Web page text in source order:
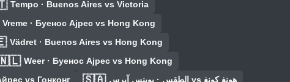
Tempo · Buenos Aires vs Victoria
Vreme · Буенос Ајрес vs Hong Kong
Vädret · Buenos Aires vs Hong Kong
Weer · Буенос Ајрес vs Hong Kong
vs Гонконг الطقس · بوينس آيرس vs هونغ كونغ